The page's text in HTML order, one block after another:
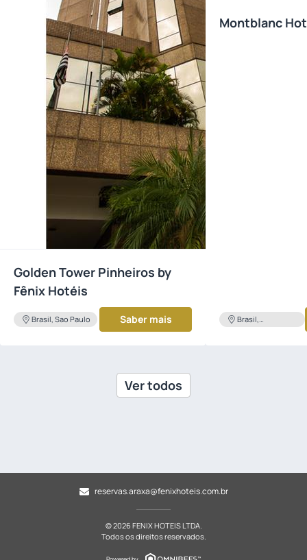
Golden Tower Pinheiros by
Fênix Hotéis
Brasil, Sao Paulo Saber mais
Montblanc
Brasil,
Ver todos
reservas.araxa@fenixhoteis.com.br
© 2026 FENIX HOTEIS LTDA.
Todos os direitos reservados.